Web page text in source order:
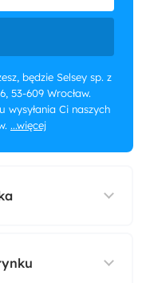
będzie Selsey sp. z
53-609 Wrocław.
wysyłania Ci naszych
...więcej